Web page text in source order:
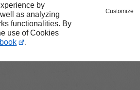
by
as analyzing
functionalities. By
use of Cookies
.
Customize